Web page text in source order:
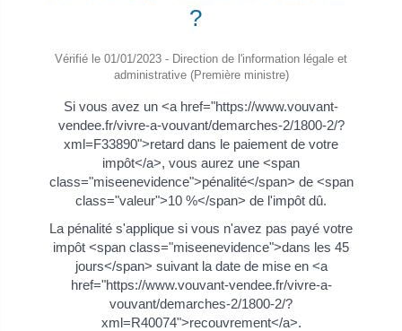
?
Vérifié le 01/01/2023 - Direction de l'information légale et
administrative (Première ministre)
Si vous avez un <a href="https://www.vouvant-
vendee.fr/vivre-a-vouvant/demarches-2/1800-2/?
xml=F33890">retard dans le paiement de votre
impôt</a>, vous aurez une <span
class="miseenevidence">pénalité</span> de <span
class="valeur">10 %</span> de l'impôt dû.
La pénalité s'applique si vous n'avez pas payé votre
impôt <span class="miseenevidence">dans les 45
jours</span> suivant la date de mise en <a
href="https://www.vouvant-vendee.fr/vivre-a-
vouvant/demarches-2/1800-2/?
xml=R40074">recouvrement</a>.